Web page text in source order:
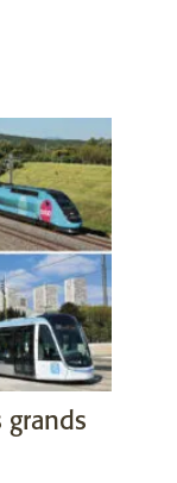
grands